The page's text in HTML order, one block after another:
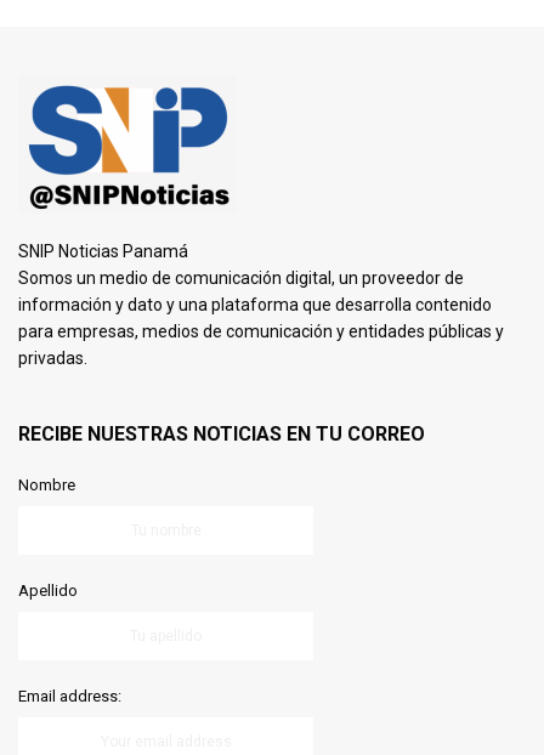
SNIP Noticias Panamá
Somos un medio de comunicación digital, un proveedor de
información y dato y una plataforma que desarrolla contenido
para empresas, medios de comunicación y entidades públicas y
privadas.
RECIBE NUESTRAS NOTICIAS EN TU CORREO
Nombre
Apellido
Email address: